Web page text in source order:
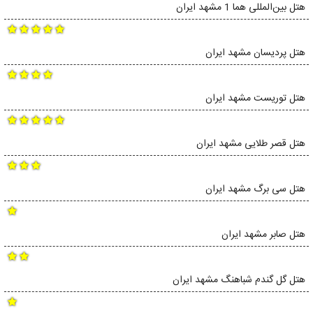
هتل بین‌المللی هما 1 مشهد ایران
هتل پردیسان مشهد ایران
هتل توریست مشهد ایران
هتل قصر طلایی مشهد ایران
هتل سی برگ مشهد ایران
هتل صابر مشهد ایران
هتل گل گندم شباهنگ مشهد ایران